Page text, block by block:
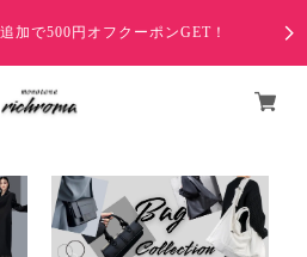
加で500円オフクーポンGET！